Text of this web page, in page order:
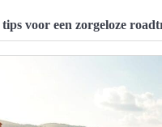
voor een zorgeloze